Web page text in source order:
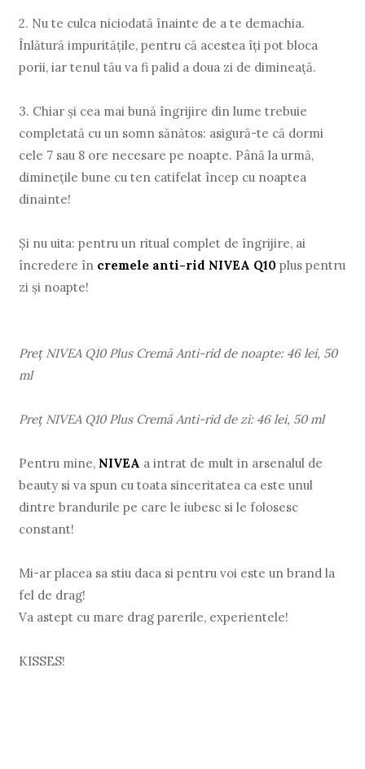
2. Nu te culca niciodată înainte de a te demachia.
Înlătură impurităţile, pentru că acestea îți pot bloca
porii, iar tenul tău va fi palid a doua zi de dimineaţă.
3. Chiar și cea mai bună îngrijire din lume trebuie
completată cu un somn sănătos: asigură-te că dormi
cele 7 sau 8 ore necesare pe noapte. Până la urmă,
diminețile bune cu ten catifelat încep cu noaptea
dinainte!
Şi nu uita: pentru un ritual complet de îngrijire, ai
încredere în cremele anti-rid NIVEA Q10 plus pentru
zi și noapte!
Preţ NIVEA Q10 Plus Cremă Anti-rid de noapte: 46 lei, 50
ml
Preţ NIVEA Q10 Plus Cremă Anti-rid de zi: 46 lei, 50 ml
Pentru mine, NIVEA a intrat de mult in arsenalul de
beauty si va spun cu toata sinceritatea ca este unul
dintre brandurile pe care le iubesc si le folosesc
constant!
Mi-ar placea sa stiu daca si pentru voi este un brand la
fel de drag!
Va astept cu mare drag parerile, experientele!
KISSES!